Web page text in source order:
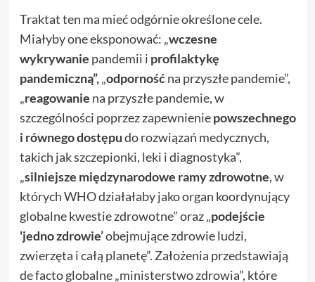
Traktat ten ma mieć odgórnie określone cele.
Miałyby one eksponować: „wczesne
wykrywanie pandemii i profilaktykę
pandemiczną”,„odpornośćna przyszłe pandemie”,
„reagowanie na przyszłe pandemie, w
szczególności poprzez zapewnieniepowszechnego
i równego dostępudo rozwiązań medycznych,
takich jak szczepionki, leki i diagnostyka”,
„silniejsze międzynarodowe ramy zdrowotne, w
których WHO działałaby jako organ koordynujący
globalne kwestie zdrowotne” oraz „podejście
'jedno zdrowie’obejmujące zdrowie ludzi,
zwierzęta i całą planetę”. Założenia przedstawiają
de facto globalne „ministerstwo zdrowia”, które